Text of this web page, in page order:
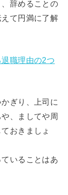
辞めることの
て円満に了解
職理由の2つ
ぎり、上司に
、ましてや周
おきましょ
いることはあ